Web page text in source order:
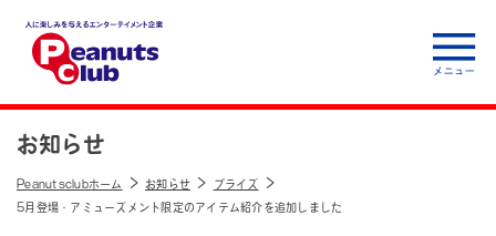
人に楽しみを与えるエ
業 Peanuts club
お知らせ
Peanutsclubホーム お知らせ プライズ
5月登場・アミューズメント限定のアイテム紹介を追加しました